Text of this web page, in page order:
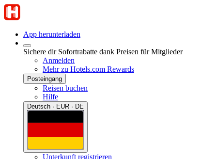
App herunterladen
Sichere dir Sofortrabatte dank Preisen für Mitglieder
Anmelden
Mehr zu Hotels.com Rewards
Posteingang
Reisen buchen
Hilfe
Deutsch · EUR · DE
Unterkunft registrieren